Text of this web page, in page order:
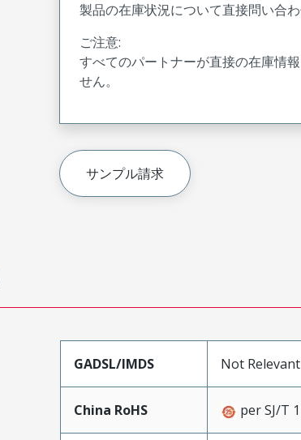
製品の在庫状況について直接問い合
ご注意:
すべてのパートナーが直接の在庫情
せん。
サンプル請求
GADSL/IMDS Not Relevant
China RoHS per SJ/T